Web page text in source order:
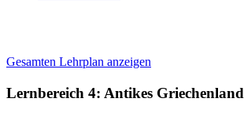
Gesamten Lehrplan anzeigen
Lernbereich 4: Antikes Griechenland